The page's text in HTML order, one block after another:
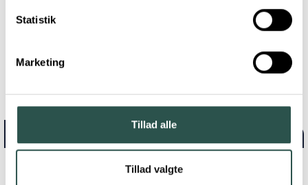
Statistik
Marketing
Tillad alle
Tillad valgte
Lad os hente din